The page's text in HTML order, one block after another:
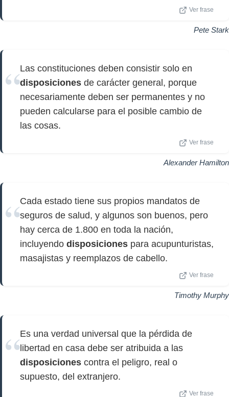
Ver frase
Pete Stark
Las constituciones deben consistir solo en
disposiciones de carácter general, porque
necesariamente deben ser permanentes y no
pueden calcularse para el posible cambio de
las cosas.
Ver frase
Alexander Hamilton
Cada estado tiene sus propios mandatos de
seguros de salud, y algunos son buenos, pero
hay cerca de 1.800 en toda la nación,
incluyendo disposiciones para acupunturistas,
masajistas y reemplazos de cabello.
Ver frase
Timothy Murphy
Es una verdad universal que la pérdida de
libertad en casa debe ser atribuida a las
disposiciones contra el peligro, real o
supuesto, del extranjero.
Ver frase